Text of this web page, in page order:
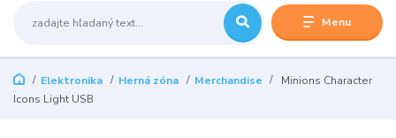
Menu
Elektronika Herná zóna Merchandise
Minions Character
Icons Light USB